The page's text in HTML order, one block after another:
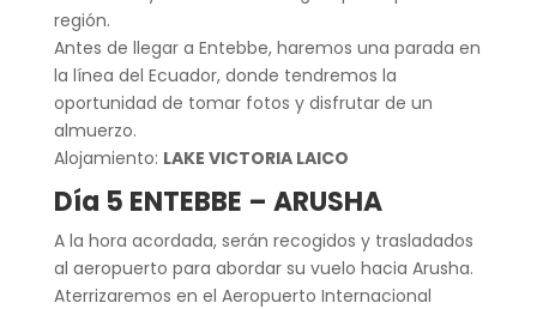
región.
Antes de llegar a Entebbe, haremos una parada en
la línea del Ecuador, donde tendremos la
oportunidad de tomar fotos y disfrutar de un
almuerzo.
Alojamiento: LAKE VICTORIA LAICO
Día 5 ENTEBBE – ARUSHA
A la hora acordada, serán recogidos y trasladados
al aeropuerto para abordar su vuelo hacia Arusha.
Aterrizaremos en el Aeropuerto Internacional